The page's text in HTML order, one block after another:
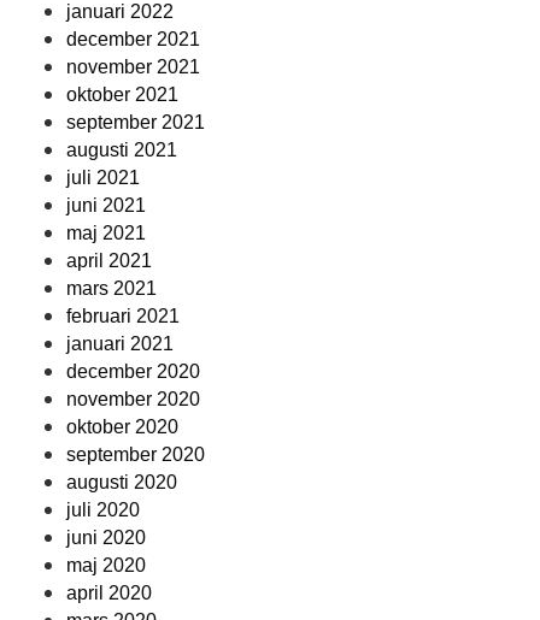
januari 2022
december 2021
november 2021
oktober 2021
september 2021
augusti 2021
juli 2021
juni 2021
maj 2021
april 2021
mars 2021
februari 2021
januari 2021
december 2020
november 2020
oktober 2020
september 2020
augusti 2020
juli 2020
juni 2020
maj 2020
april 2020